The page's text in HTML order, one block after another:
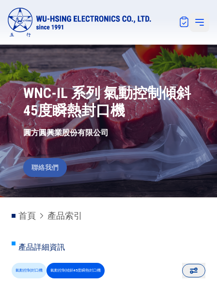
Open
WNC-IL 系列 氣動控制傾斜
45度瞬熱封口機
圓方圓興業股份有限公司
聯絡我們
首頁 產品索引
產品詳細資訊
氣動控制封口機 氣動控制傾斜45度瞬熱封口機